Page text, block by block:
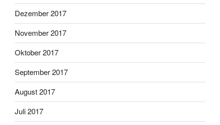
Dezember 2017
November 2017
Oktober 2017
September 2017
August 2017
Juli 2017